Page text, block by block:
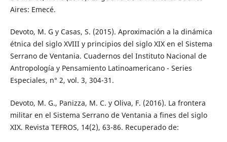
Aires: Emecé.
Devoto, M. G y Casas, S. (2015). Aproximación a la dinámica
étnica del siglo XVIII y principios del siglo XIX en el Sistema
Serrano de Ventania. Cuadernos del Instituto Nacional de
Antropología y Pensamiento Latinoamericano - Series
Especiales, n° 2, vol. 3, 304-31.
Devoto, M. G., Panizza, M. C. y Oliva, F. (2016). La frontera
militar en el Sistema Serrano de Ventania a fines del siglo
XIX. Revista TEFROS, 14(2), 63-86. Recuperado de: